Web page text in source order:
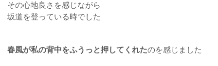
その心地良さを感じながら
坂道を登っている時でした
春風が私の背中をふうっと押してくれたのを感じました